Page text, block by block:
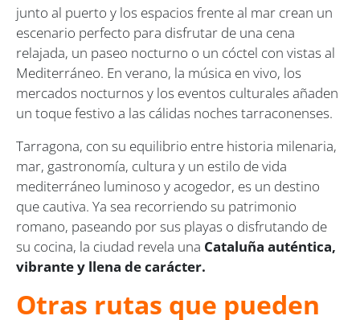
junto al puerto y los espacios frente al mar crean un
escenario perfecto para disfrutar de una cena
relajada, un paseo nocturno o un cóctel con vistas al
Mediterráneo. En verano, la música en vivo, los
mercados nocturnos y los eventos culturales añaden
un toque festivo a las cálidas noches tarraconenses.
Tarragona, con su equilibrio entre historia milenaria,
mar, gastronomía, cultura y un estilo de vida
mediterráneo luminoso y acogedor, es un destino
que cautiva. Ya sea recorriendo su patrimonio
romano, paseando por sus playas o disfrutando de
su cocina, la ciudad revela una Cataluña auténtica,
vibrante y llena de carácter.
Otras rutas que pueden